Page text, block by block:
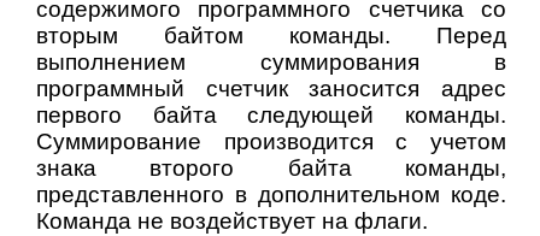
содержимого программного счетчика со
вторым байтом команды. Перед
выполнением суммирования в
программный счетчик заносится адрес
первого байта следующей команды.
Суммирование производится с учетом
знака второго байта команды,
представленного в дополнительном коде.
Команда не воздействует на флаги.